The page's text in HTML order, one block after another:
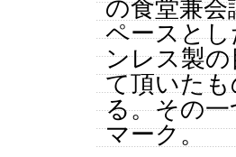
の食堂兼会
ペースと
ンレス製
て頂いた
る。その
マーク。